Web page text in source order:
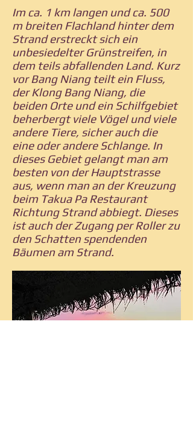
Im ca. 1 km langen und ca. 500
m breiten Flachland hinter dem
Strand erstreckt sich ein
unbesiedelter Grünstreifen, in
dem teils abfallenden Land. Kurz
vor Bang Niang teilt ein Fluss,
der Klong Bang Niang, die
beiden Orte und ein Schilfgebiet
beherbergt viele Vögel und viele
andere Tiere, sicher auch die
eine oder andere Schlange. In
dieses Gebiet gelangt man am
besten von der Hauptstrasse
aus, wenn man an der Kreuzung
beim Takua Pa Restaurant
Richtung Strand abbiegt. Dieses
ist auch der Zugang per Roller zu
den Schatten spendenden
Bäumen am Strand.